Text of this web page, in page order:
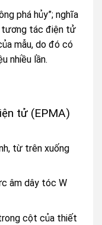
phá hủy”; nghĩa
tương tác điện tử
mẫu, do đó có
nhiều lần.
tử (EPMA)
từ trên xuống
âm dây tóc W
cột của thiết